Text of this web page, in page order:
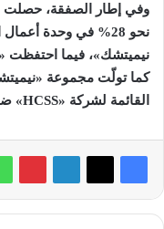
وفي إطار الصفقة، حصلت
نحو 28% في وحدة
نيميتشك»، فيما احتفظت
كما تولّت مجموعة
القائمة لشركة «HCSS»